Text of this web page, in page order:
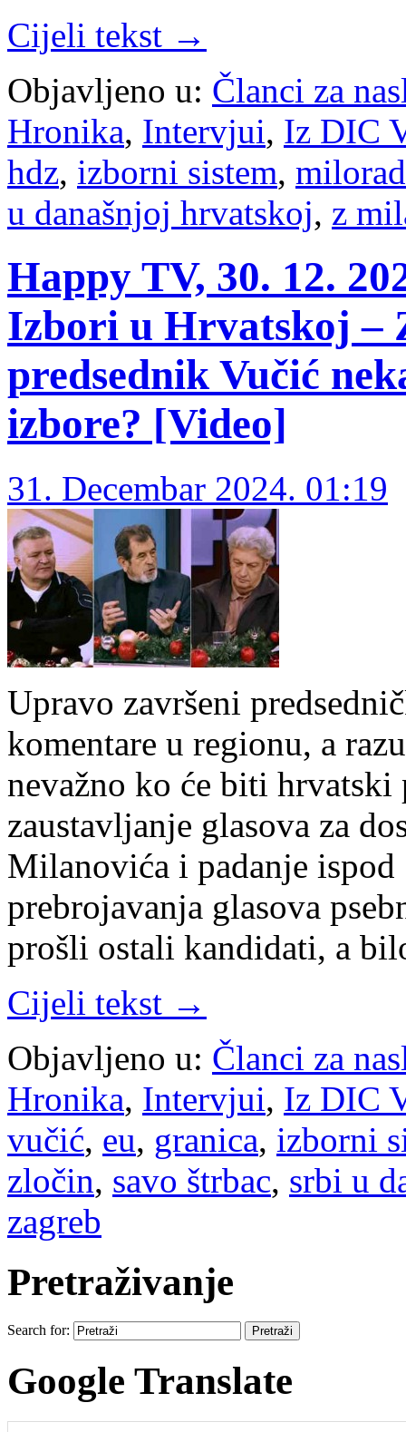
Cijeli tekst →
Objavljeno u: Članci za
Hronika, Intervjui, Iz DIC
hdz, izborni sistem,
u današnjoj hrvatskoj, z
Happy TV, 30. 12.
Izbori u Hrvatskoj –
predsednik Vučić
izbore? [Video]
31. Decembar 2024. 01:19
Upravo završeni
komentare u regionu, a
nevažno ko će biti hrvatski
zaustavljanje glasova za
Milanovića i padanje ispod
prebrojavanja glasova
prošli ostali kandidati, a
Cijeli tekst →
Objavljeno u: Članci za
Hronika, Intervjui, Iz DIC
vučić, eu, granica, izborni
zločin, savo štrbac, srbi u
zagreb
Pretraživanje
Search for:
Google Translate